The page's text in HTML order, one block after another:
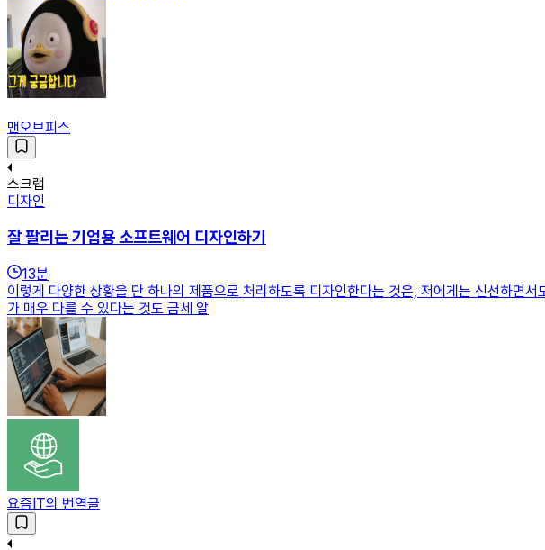
맨오브피스
스크랩
디자인
잘 팔리는 기업용 소프트웨어 디자인하기
13분
이렇게 다양한 상황을 단 하나의 제품으로 처리하도록 디자인한다는 것은, 저에게는 신선하면
가 매우 다를 수 있다는 것도 금세 알
요즘IT의 번역글